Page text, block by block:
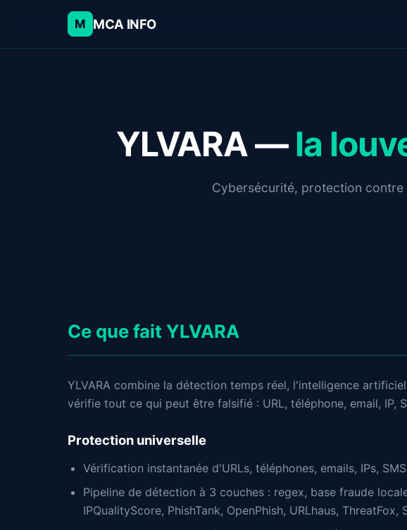
M MCA INFO
YLVARA — la
Cybersécurité, protection
Ce que fait YLVARA
YLVARA combine la détection temps réel, l'intelligence
vérifie tout ce qui peut être falsifié : URL, téléphone, email, IP,
Protection universelle
Vérification instantanée d'URLs, téléphones, emails, IPs,
Pipeline de détection à 3 couches : regex, base fraude
IPQualityScore, PhishTank, OpenPhish, URLhaus, ThreatFox,